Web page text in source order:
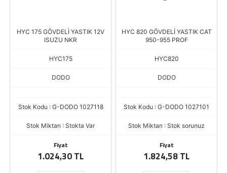
HYC 175 GÖVDELİ YASTIK 12V
ISUZU NKR
HYC175
DODO
Stok Kodu : G-DODO 1027118
Stok Miktarı : Stokta Var
Fiyat
1.024,30 TL
HYC 820 GÖVDELİ YASTIK CAT
950-955 PROF
HYC820
DODO
Stok Kodu : G-DODO 1027101
Stok Miktarı : Stok sorunuz
Fiyat
1.824,58 TL